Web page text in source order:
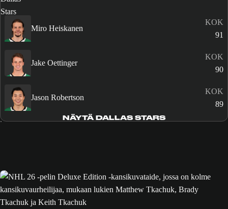
Miro Heiskanen
KOK
91
Jake Oettinger
KOK
90
Jason Robertson
KOK
89
NÄYTÄ DALLAS STARS